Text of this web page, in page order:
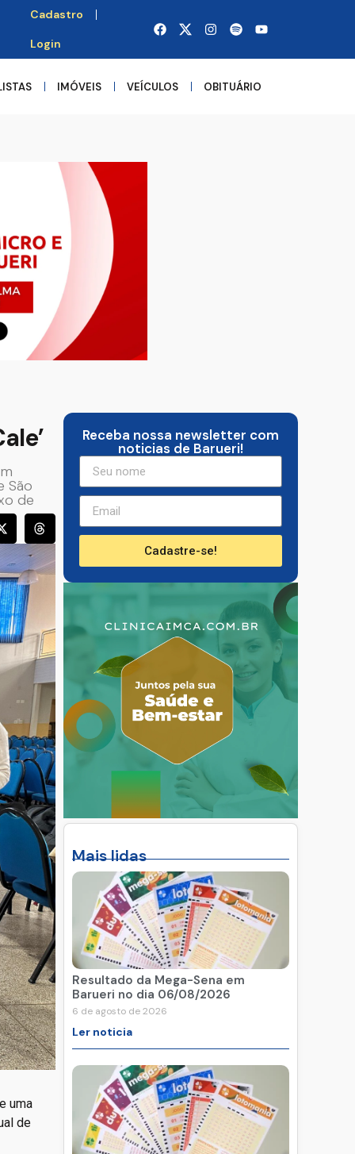
Cadastro
Login
IMÓVEIS VEÍCULOS OBITUÁRIO
São
de
uma
de
Mais lidas
Resultado da Mega-Sena em
Barueri no dia 06/08/2026
6 de agosto de 2026
Ler noticia
Receba nossa newsletter com
noticias de Barueri!
Cadastre-se!